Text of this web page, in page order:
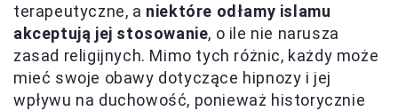
terapeutyczne, a niektóre odłamy islamu
akceptują jej stosowanie, o ile nie narusza
zasad religijnych. Mimo tych różnic, każdy może
mieć swoje obawy dotyczące hipnozy i jej
wpływu na duchowość, ponieważ historycznie